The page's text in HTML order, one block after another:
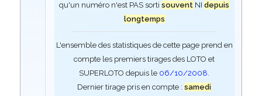
qu'un numéro n'est PAS sortisouvent NIdepuis
longtemps
L'ensemble des statistiques de cette page prend en
compte les premiers tirages des LOTO et
SUPERLOTO depuis le 06/10/2008.
Dernier tirage pris en compte :samedi